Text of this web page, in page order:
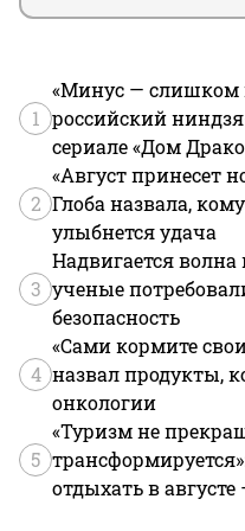
1
«Минус — слишком
российский
сериале «Дом
2
«Август принесет
Глоба назвала,
улыбнется удача
3
Надвигается
ученые
безопасность
4
«Сами кормите
назвал продукты,
онкологии
5
«Туризм не
отдыхать в августе